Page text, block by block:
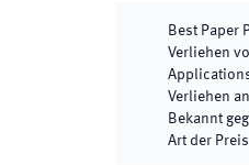
Best Paper
Verliehen
Verliehen an
Bekannt
Art der